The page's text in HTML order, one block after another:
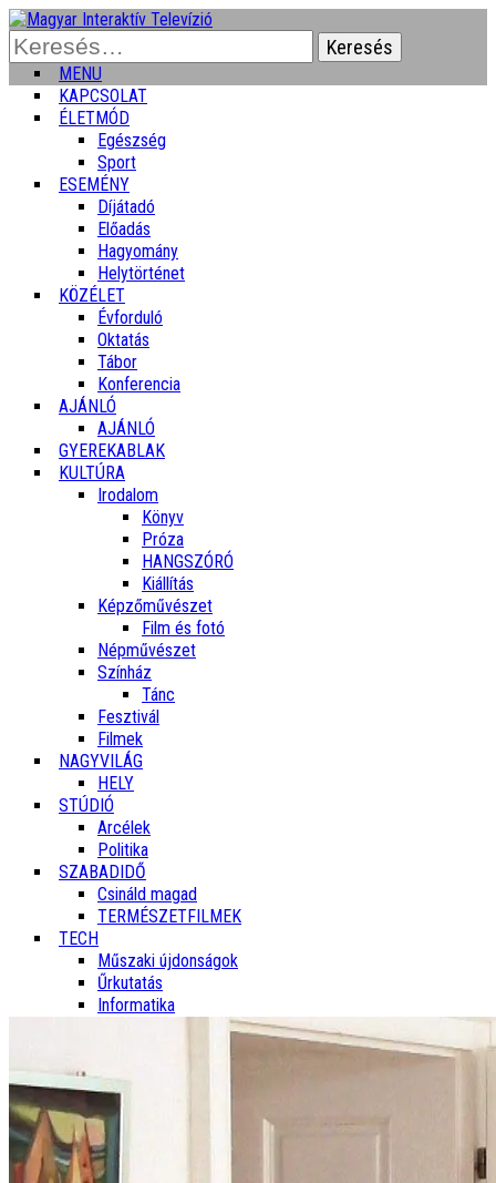
Keresés:
MENU
KAPCSOLAT
ÉLETMÓD
Egészség
Sport
ESEMÉNY
Díjátadó
Előadás
Hagyomány
Helytörténet
KÖZÉLET
Évforduló
Oktatás
Tábor
Konferencia
AJÁNLÓ
AJÁNLÓ
GYEREKABLAK
KULTÚRA
Irodalom
Könyv
Próza
HANGSZÓRÓ
Kiállítás
Képzőművészet
Film és fotó
Népművészet
Színház
Tánc
Fesztivál
Filmek
NAGYVILÁG
HELY
STÚDIÓ
Arcélek
Politika
SZABADIDŐ
Csináld magad
TERMÉSZETFILMEK
TECH
Műszaki újdonságok
Űrkutatás
Informatika